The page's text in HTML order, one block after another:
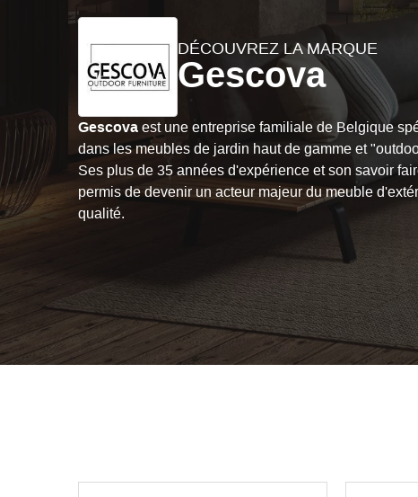
DÉCOUVREZ LA MARQUE
Gescova
Gescova est une entreprise familiale de Belgique
dans les meubles de jardin haut de gamme et
Ses plus de 35 années d'expérience et son savoir
permis de devenir un acteur majeur du meuble
qualité.